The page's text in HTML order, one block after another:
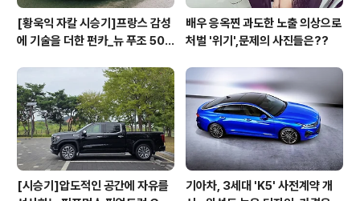
[황욱익 자칼 시승기]프랑스 감성
에 기술을 더한 펀카_뉴 푸조 508
배우 응옥찐 과도한 노출 의상으로
처벌 '위기',문제의 사진들은??
[시승기]압도적인 공간에 자유를
기아차, 3세대 'K5' 사전계약 개